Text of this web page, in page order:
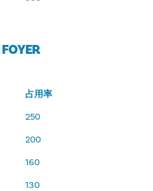
占用率
250
200
160
130